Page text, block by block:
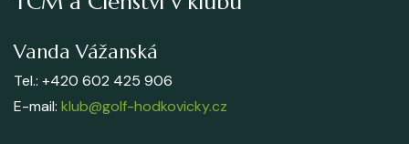
Vanda Vážanská
Tel.: +420 602 425 906
E-mail: klub@golf-hodkovicky.cz